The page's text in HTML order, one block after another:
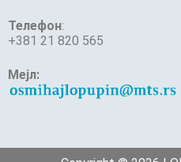
Телефон:
+381 21 820 565
Мејл: